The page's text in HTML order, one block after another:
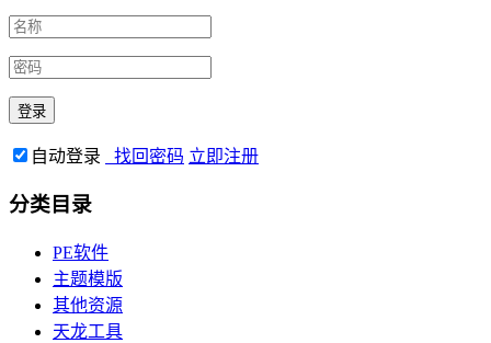
自动登录 找回密码 立即注册
分类目录
PE软件
主题模版
其他资源
天龙工具